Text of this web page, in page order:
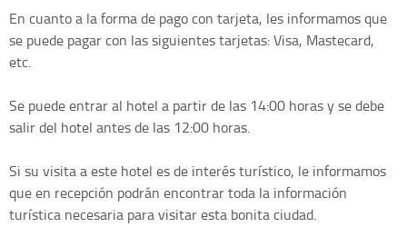
En cuanto a la forma de pago con tarjeta, les informamos que
se puede pagar con las siguientes tarjetas: Visa, Mastecard,
etc.
Se puede entrar al hotel a partir de las 14:00 horas y se debe
salir del hotel antes de las 12:00 horas.
Si su visita a este hotel es de interés turístico, le informamos
que en recepción podrán encontrar toda la información
turística necesaria para visitar esta bonita ciudad.